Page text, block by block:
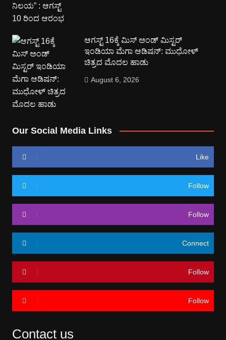
ಆಗಸ್ಟ್ 16ಕ್ಕೆ ಮಿಸ್ ಅಂಡ್ ಮಿಸ್ಟರ್
ಇಂಡಿಯಾ ಮೆಗಾ ಆಡಿಷನ್: ಮುಧೋಳ್
ಚಿತ್ರದ ಮೊದಲ ಹಾಡು
August 6, 2026
Our Social Media Links
Like
Follow
Follow
Connect
Follow
Follow
Contact us